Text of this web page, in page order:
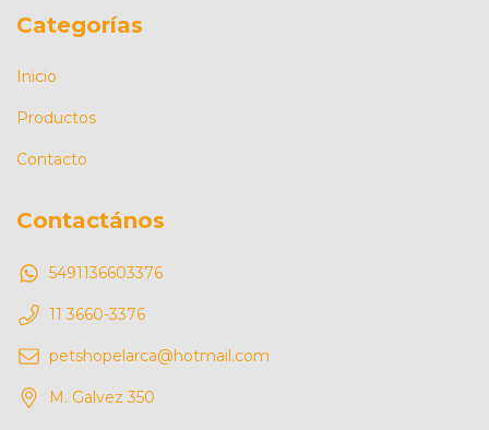
Categorías
Inicio
Productos
Contacto
Contactános
5491136603376
11 3660-3376
petshopelarca@hotmail.com
M. Galvez 350